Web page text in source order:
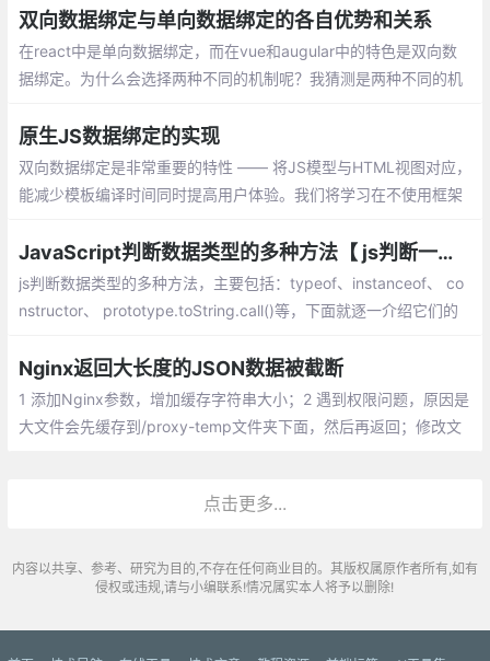
你放弃 web scraper 。
双向数据绑定与单向数据绑定的各自优势和关系
在react中是单向数据绑定，而在vue和augular中的特色是双向数
据绑定。为什么会选择两种不同的机制呢？我猜测是两种不同的机
原生JS数据绑定的实现
双向数据绑定是非常重要的特性 —— 将JS模型与HTML视图对应，
能减少模板编译时间同时提高用户体验。我们将学习在不使用框架
JavaScript判断数据类型的多种方法【 js判断一个变量的类型】
js判断数据类型的多种方法，主要包括：typeof、instanceof、 co
nstructor、 prototype.toString.call()等，下面就逐一介绍它们的
Nginx返回大长度的JSON数据被截断
1 添加Nginx参数，增加缓存字符串大小；2 遇到权限问题，原因是
大文件会先缓存到/proxy-temp文件夹下面，然后再返回；修改文
点击更多...
内容以共享、参考、研究为目的,不存在任何商业目的。其版权属原作者所有,如有
侵权或违规,请与小编联系!情况属实本人将予以删除!